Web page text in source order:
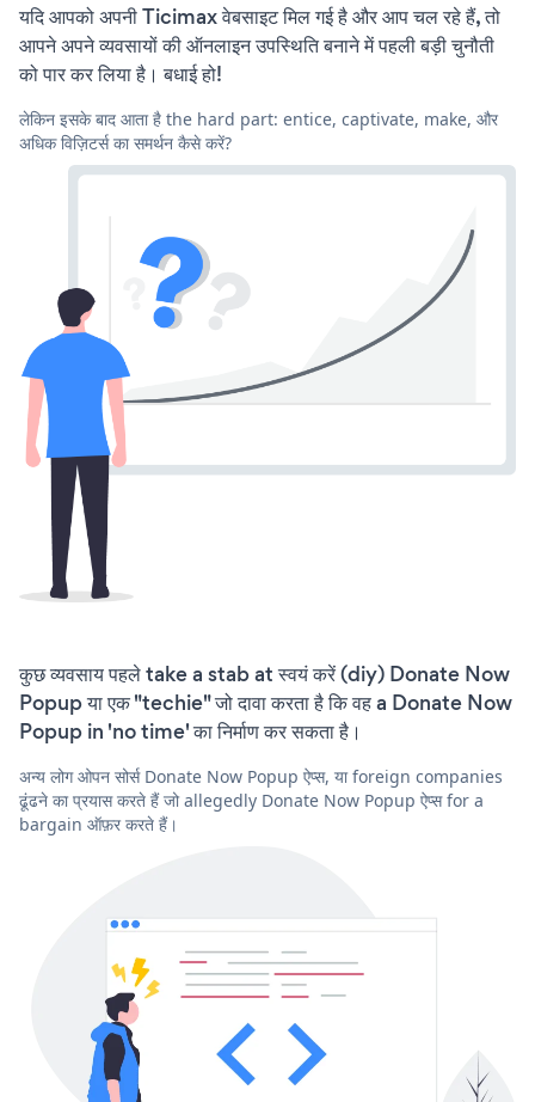
यदि आपको अपनी Ticimax वेबसाइट मिल गई है और आप चल रहे हैं, तो
आपने अपने व्यवसायों की ऑनलाइन उपस्थिति बनाने में पहली बड़ी चुनौती
को पार कर लिया है। बधाई हो!
लेकिन इसके बाद आता है the hard part: entice, captivate, make, और
अधिक विज़िटर्स का समर्थन कैसे करें?
कुछ व्यवसाय पहले take a stab at स्वयं करें (diy) Donate Now
Popup या एक "techie" जो दावा करता है कि वह a Donate Now
Popup in 'no time' का निर्माण कर सकता है।
अन्य लोग ओपन सोर्स Donate Now Popup ऐप्स, या foreign companies
ढूंढने का प्रयास करते हैं जो allegedly Donate Now Popup ऐप्स for a
bargain ऑफ़र करते हैं।